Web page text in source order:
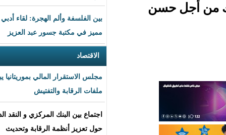
بين الفلسفة وألم الهجرة: لقاء أدبي
مميز في مكتبة جسور عبد العزيز
مجلس الاستقرار المالي بموريتانيا يبحث
ملفات الرقابة والتفتيش
اجتماع بين البنك المركزي و النقد الدولي
حول تعزيز أنظمة الرقابة وتحديث